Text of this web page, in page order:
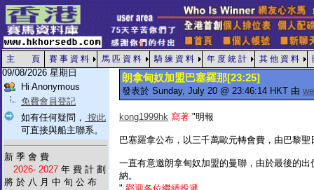
主 頁 賽 事 資 料 馬 匹 資 料 騎 練 資 料 年 度 統 計 其 他 資 料
09/08/2026 星期日
Hi Anonymous
免費會員登記
如有任何疑問， 按此
可直接與船主聯系。
新 季 會 費
2026- 2027 年 費 計 劃
將 於 八 月 中 旬 公 布
朗拿甸奴加盟巴塞羅那[23:25]
發表於 Sunday, July 20 @ 23:46:14 HKT 由
kong1999hk 寫著 "明報
巴塞羅拿公布，以三千萬歐元轉會費，由巴黎
一直有意邀朗拿甸奴加盟的曼聯，由於最後的
納。